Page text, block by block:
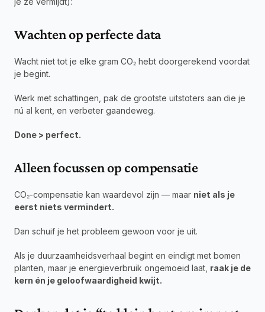
Wachten op perfecte data
Wacht niet tot je elke gram CO₂ hebt doorgerekend voordat
je begint.
Werk met schattingen, pak de grootste uitstoters aan die je
nú al kent, en verbeter gaandeweg.
Done > perfect.
Alleen focussen op compensatie
CO₂-compensatie kan waardevol zijn — maar niet als je
eerst niets vermindert.
Dan schuif je het probleem gewoon voor je uit.
Als je duurzaamheidsverhaal begint en eindigt met bomen
planten, maar je energieverbruik ongemoeid laat, raak je de
kern én je geloofwaardigheid kwijt.